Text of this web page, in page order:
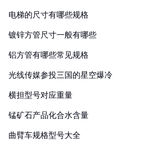
电梯的尺寸有哪些规格
镀锌方管尺寸一般有哪些
铝方管有哪些常见规格
光线传媒参投三国的星空爆冷
横担型号对应重量
锰矿石产品化合水含量
曲臂车规格型号大全